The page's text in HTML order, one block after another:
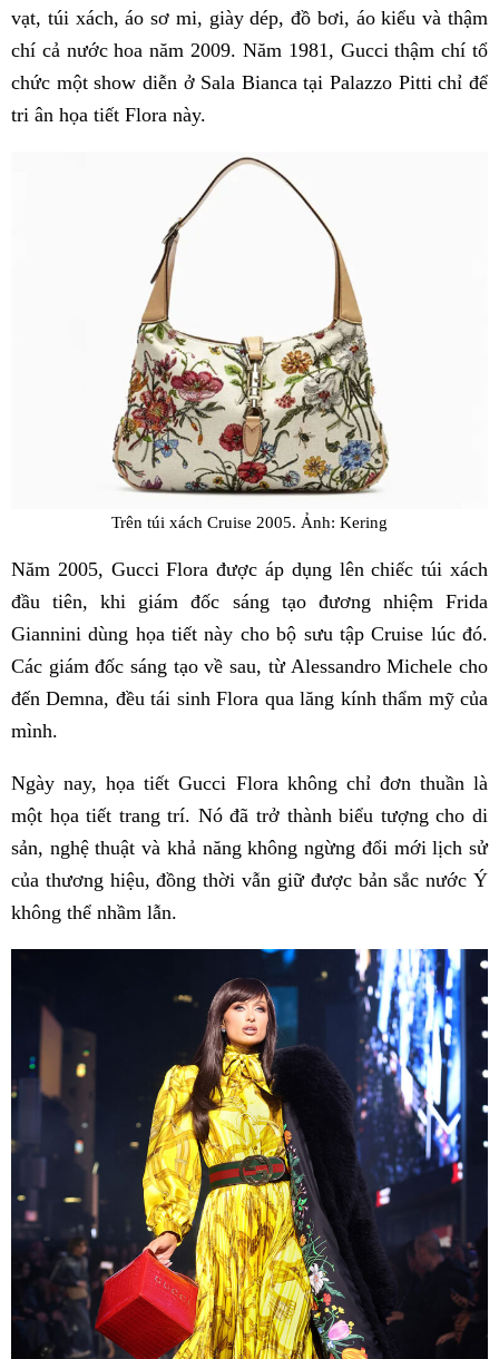
vạt, túi xách, áo sơ mi, giày dép, đồ bơi, áo kiểu và thậm
chí cả nước hoa năm 2009. Năm 1981, Gucci thậm chí tổ
chức một show diễn ở Sala Bianca tại Palazzo Pitti chỉ để
tri ân họa tiết Flora này.
Trên túi xách Cruise 2005. Ảnh: Kering
Năm 2005, Gucci Flora được áp dụng lên chiếc túi xách
đầu tiên, khi giám đốc sáng tạo đương nhiệm Frida
Giannini dùng họa tiết này cho bộ sưu tập Cruise lúc đó.
Các giám đốc sáng tạo về sau, từ Alessandro Michele cho
đến Demna, đều tái sinh Flora qua lăng kính thẩm mỹ của
mình.
Ngày nay, họa tiết Gucci Flora không chỉ đơn thuần là
một họa tiết trang trí. Nó đã trở thành biểu tượng cho di
sản, nghệ thuật và khả năng không ngừng đổi mới lịch sử
của thương hiệu, đồng thời vẫn giữ được bản sắc nước Ý
không thể nhầm lẫn.